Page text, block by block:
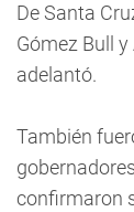
De Santa
Gómez Bull
adelantó.
También
confirmaron